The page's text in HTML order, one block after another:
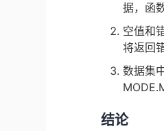
据，函
空值和
将返回
数据集
结论